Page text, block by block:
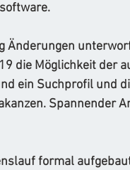
Änderungen
die Möglichkeit der
ein Suchprofil und
Spannender
formal